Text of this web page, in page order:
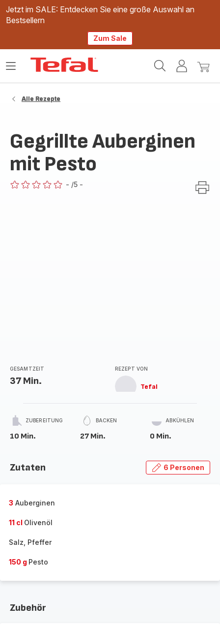
Jetzt im SALE: Entdecken Sie eine große Auswahl an
Bestsellern
Zum Sale
Mein
Mein
Das
Alle Rezepte
Gegrillte Auberginen
mit Pesto
- /5 -
GESAMTZEIT
37 Min.
REZEPT VON
Tefal
ZUBEREITUNG
10 Min.
BACKEN
27 Min.
ABKÜHLEN
0 Min.
Zutaten 6 Personen
3 Auberginen
11 cl Olivenöl
Salz, Pfeffer
150 g Pesto
Zubehör